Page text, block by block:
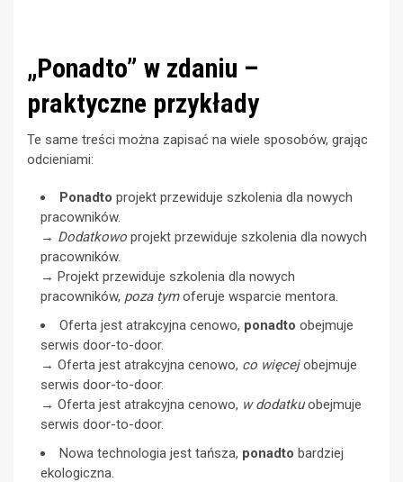
„Ponadto” w zdaniu –
praktyczne przykłady
Te same treści można zapisać na wiele sposobów, grając
odcieniami:
Ponadto projekt przewiduje szkolenia dla nowych
pracowników.
→ Dodatkowo projekt przewiduje szkolenia dla nowych
pracowników.
→ Projekt przewiduje szkolenia dla nowych
pracowników, poza tymoferuje wsparcie mentora.
Oferta jest atrakcyjna cenowo, ponadto obejmuje
serwis door-to-door.
→ Oferta jest atrakcyjna cenowo, co więcejobejmuje
serwis door-to-door.
→ Oferta jest atrakcyjna cenowo, w dodatkuobejmuje
serwis door-to-door.
Nowa technologia jest tańsza, ponadto bardziej
ekologiczna.